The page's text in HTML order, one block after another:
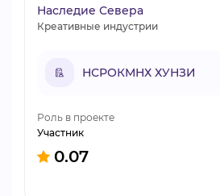
Наследие Севера
Креативные индустрии
НСРОКМНХ ХУНЗИ
Роль в проекте
Участник
0.07